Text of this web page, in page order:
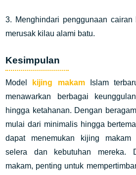
3. Menghindari penggunaan
merusak kilau alami batu.
Kesimpulan
Model kijing makamIslam
menawarkan berbagai
hingga ketahanan. Dengan
mulai dari minimalis hingga
dapat menemukan kijing
selera dan kebutuhan mereka.
makam, penting untuk